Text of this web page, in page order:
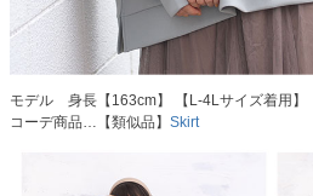
モデル 身長【163cm】 【L-4Lサイズ着用】
コーデ商品…【類似品】 Skirt